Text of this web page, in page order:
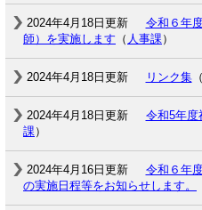
2024年4月18日更新
令和６年
師）を実施します （ 人事課）
2024年4月18日更新 リンク集（
2024年4月18日更新 令和5年度
課）
2024年4月16日更新
令和６年
の実施日程等をお知らせします。